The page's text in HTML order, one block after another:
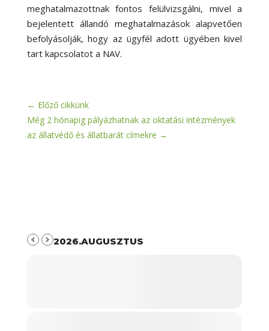
meghatalmazottnak fontos felülvizsgálni, mivel a
bejelentett állandó meghatalmazások alapvetően
befolyásolják, hogy az ügyfél adott ügyében kivel
tart kapcsolatot a NAV.
← Előző cikkünk
Még 2 hónapig pályázhatnak az oktatási intézmények
az állatvédő és állatbarát címekre →
2026.AUGUSZTUS